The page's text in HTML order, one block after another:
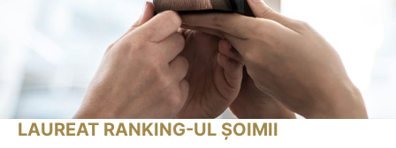
LAUREAT RANKING-UL ȘOIMII